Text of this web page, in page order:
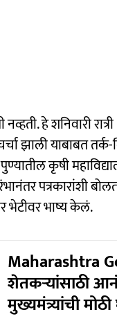
हे शनिवारी
झाली याबाबत
कृषी
पत्रकारांशी
भेटीवर भाष्य केलं.
Maharashtra
शेतकऱ्यांसाठी
मुख्यमंत्र्यांची